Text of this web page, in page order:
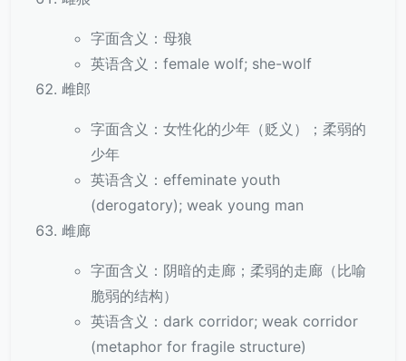
字面含义：母狼
英语含义：female wolf; she-wolf
雌郎
字面含义：女性化的少年（贬义）；柔弱的
少年
英语含义：effeminate youth
(derogatory); weak young man
雌廊
字面含义：阴暗的走廊；柔弱的走廊（比喻
脆弱的结构）
英语含义：dark corridor; weak corridor
(metaphor for fragile structure)